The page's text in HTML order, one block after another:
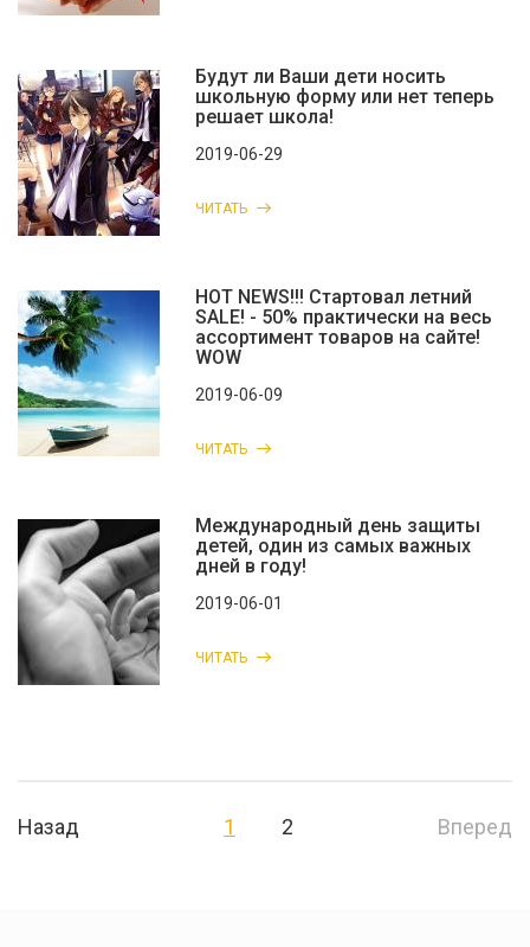
Будут ли Ваши дети носить
школьную форму или нет теперь
решает школа!
2019-06-29
ЧИТАТЬ
HOT NEWS!!! Стартовал летний
SALE! - 50% практически на весь
ассортимент товаров на сайте!
WOW
2019-06-09
ЧИТАТЬ
Международный день защиты
детей, один из самых важных
дней в году!
2019-06-01
ЧИТАТЬ
Назад 1 2 Вперед